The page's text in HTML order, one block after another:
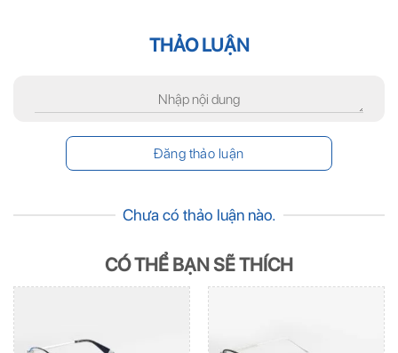
THẢO LUẬN
Chưa có thảo luận nào.
CÓ THỂ BẠN SẼ THÍCH